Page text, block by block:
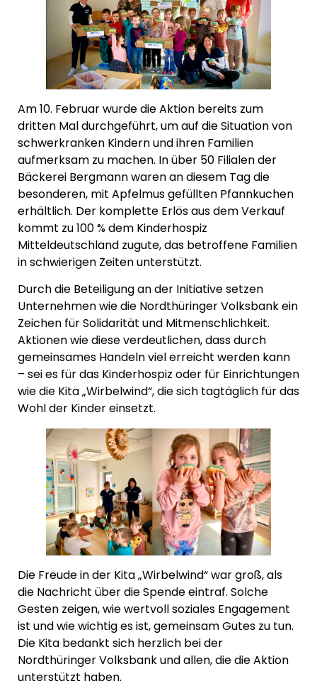
Am 10. Februar wurde die Aktion bereits zum
dritten Mal durchgeführt, um auf die Situation von
schwerkranken Kindern und ihren Familien
aufmerksam zu machen. In über 50 Filialen der
Bäckerei Bergmann waren an diesem Tag die
besonderen, mit Apfelmus gefüllten Pfannkuchen
erhältlich. Der komplette Erlös aus dem Verkauf
kommt zu 100 % dem Kinderhospiz
Mitteldeutschland zugute, das betroffene Familien
in schwierigen Zeiten unterstützt.
Durch die Beteiligung an der Initiative setzen
Unternehmen wie die Nordthüringer Volksbank ein
Zeichen für Solidarität und Mitmenschlichkeit.
Aktionen wie diese verdeutlichen, dass durch
gemeinsames Handeln viel erreicht werden kann
– sei es für das Kinderhospiz oder für Einrichtungen
wie die Kita „Wirbelwind“, die sich tagtäglich für das
Wohl der Kinder einsetzt.
Die Freude in der Kita „Wirbelwind“ war groß, als
die Nachricht über die Spende eintraf. Solche
Gesten zeigen, wie wertvoll soziales Engagement
ist und wie wichtig es ist, gemeinsam Gutes zu tun.
Die Kita bedankt sich herzlich bei der
Nordthüringer Volksbank und allen, die die Aktion
unterstützt haben.